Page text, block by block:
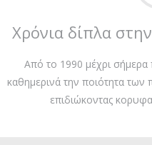
Χρόνια δίπλα
Από το 1990 μέχρι
καθημερινά την ποιότητα
επιδιώκοντας